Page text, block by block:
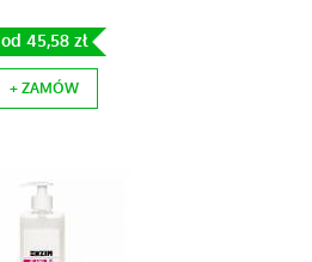
od 45,58 zł
+ ZAMÓW